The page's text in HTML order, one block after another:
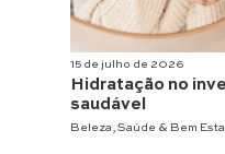
15 de julho de 2026
Hidratação no
saudável
Beleza Saúde & Bem